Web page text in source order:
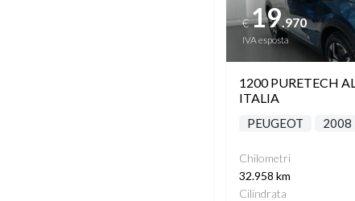
€19.970
IVA esposta
1200 PURETECH
ITALIA
PEUGEOT 2008
Chilometri
32.958 km
Cilindrata